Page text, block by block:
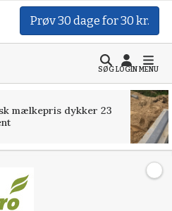
Prøv 30 dage for 30 kr.
SØGLOGINMENU
mælkepris dykker 23